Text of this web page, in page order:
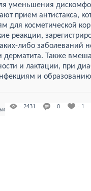
уменьшения
прием антистакса,
для косметической
реакции,
либо заболеваний
Также
и лактации, при
и
- 2431 - 0 - 1